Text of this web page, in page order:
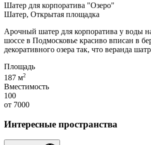
Шатер для корпоратива "Озеро"
Шатер, Открытая площадка
Арочный шатер для корпоратива у воды
шоссе в Подмосковье красиво вписан в
декоративного озера так, что веранда
Площадь
187 м2
Вместимость
100
от 7000
Интересные пространства